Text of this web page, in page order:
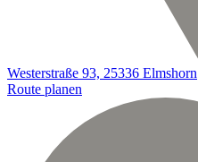
Westerstraße 93, 25336 Elmshorn
Route planen